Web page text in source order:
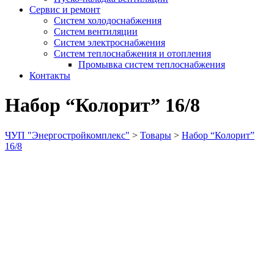
Сервис и ремонт
Систем холодоснабжения
Систем вентиляции
Систем электроснабжения
Систем теплоснабжения и отопления
Промывка систем теплоснабжения
Контакты
Набор “Колорит” 16/8
ЧУП "Энергостройкомплекс" > Товары > Набор “Колорит”
16/8